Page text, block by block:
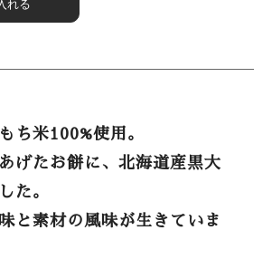
ち米100%使用。
げたお餅に、北海道産黒大
た。
と素材の風味が生きていま